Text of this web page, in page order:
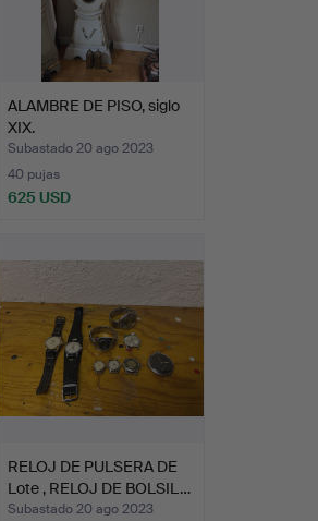
ALAMBRE DE PISO, siglo
XIX.
Subastado 20 ago 2023
40 pujas
625 USD
RELOJ DE PULSERA DE
Lote , RELOJ DE BOLSIL…
Subastado 20 ago 2023